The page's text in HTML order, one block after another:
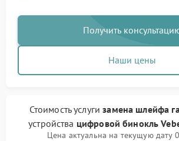
Получить
Наши цены
Стоимость услугизамена шлейфа
устройства цифровой бинокль
Цена актуальна на текущую дату